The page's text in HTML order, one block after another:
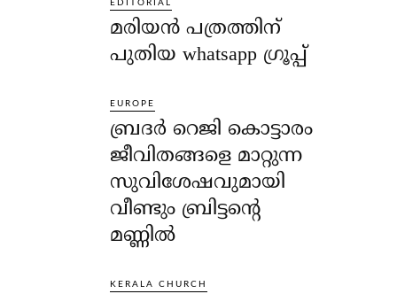
EDITORIAL
മരിയൻ പത്രത്തിന്
പുതിയ whatsapp ഗ്രൂപ്പ്
EUROPE
ബ്രദർ റെജി കൊട്ടാരം
ജീവിതങ്ങളെ മാറ്റുന്ന
സുവിശേഷവുമായി
വീണ്ടും ബ്രിട്ടന്റെ
മണ്ണിൽ
KERALA CHURCH